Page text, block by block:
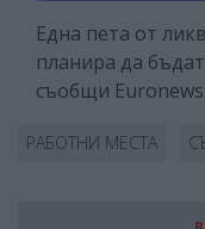
Една пета от
планира да
съобщи Euronews.
РАБОТНИ МЕСТА